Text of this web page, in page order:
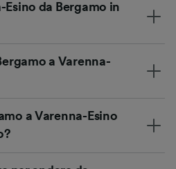
da Bergamo in
a Varenna-
a Varenna-Esino